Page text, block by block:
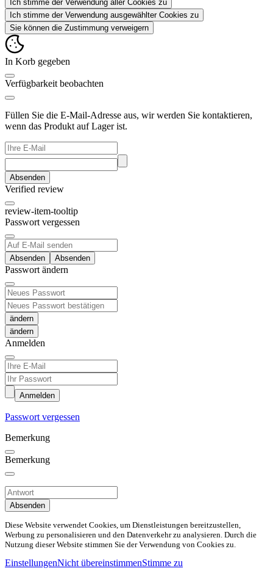
Ich stimme der Verwendung aller Cookies zu
Ich stimme der Verwendung ausgewählter Cookies zu
Sie können die Zustimmung verweigern
In Korb gegeben
Verfügbarkeit beobachten
Füllen Sie die E-Mail-Adresse aus, wir werden Sie kontaktieren,
wenn das Produkt auf Lager ist.
Absenden
Verified review
review-item-tooltip
Passwort vergessen
Absenden
Passwort ändern
ändern
Anmelden
Anmelden
Passwort vergessen
Bemerkung
Bemerkung
Absenden
Diese Website verwendet Cookies, um Dienstleistungen bereitzustellen,
Werbung zu personalisieren und den Datenverkehr zu analysieren. Durch die
Nutzung dieser Website stimmen Sie der Verwendung von Cookies zu.
EinstellungenNicht übereinstimmenStimme zu